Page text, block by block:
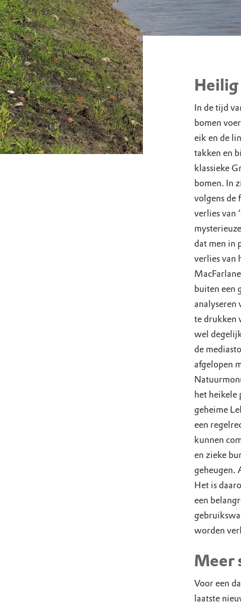
In de tijd
bomen
eik en de
takken en
klassieke
bomen. In
volgens de
verlies van
dat men in
verlies van
buiten een
analyseren
te drukken
wel
de
afgelopen
het heikele
geheime
een
kunnen
en zieke
geheugen.
Het is
een
worden
Meer
Voor een
laatste